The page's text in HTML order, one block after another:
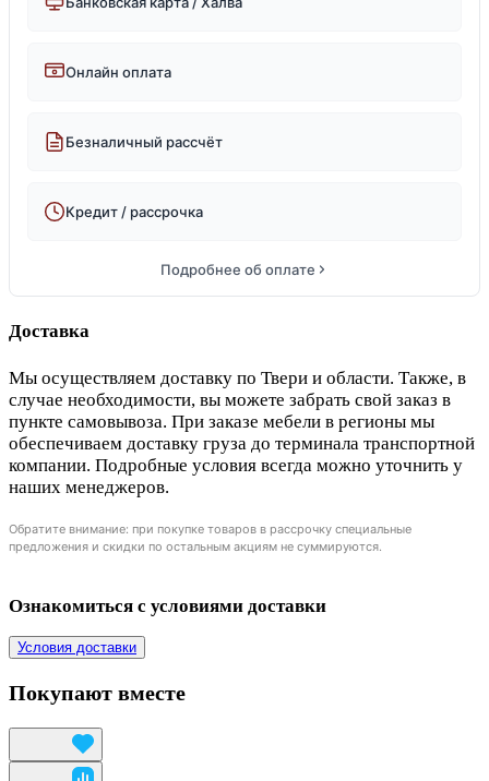
Онлайн оплата
Безналичный рассчёт
Кредит / рассрочка
Подробнее об оплате
Доставка
Мы осуществляем доставку по Твери и области. Также, в
случае необходимости, вы можете забрать свой заказ в
пункте самовывоза. При заказе мебели в регионы мы
обеспечиваем доставку груза до терминала транспортной
компании. Подробные условия всегда можно уточнить у
наших менеджеров.
Обратите внимание: при покупке товаров в рассрочку специальные
предложения и скидки по остальным акциям не суммируются.
Ознакомиться с условиями доставки
Условия доставки
Покупают вместе